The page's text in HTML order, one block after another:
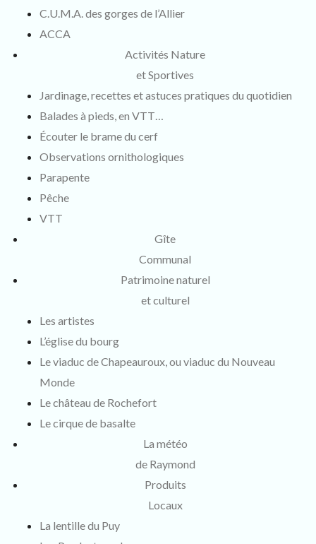
C.U.M.A. des gorges de l’Allier
ACCA
Activités Nature
et Sportives
Jardinage, recettes et astuces pratiques du quotidien
Balades à pieds, en VTT…
Écouter le brame du cerf
Observations ornithologiques
Parapente
Pêche
VTT
Gîte
Communal
Patrimoine naturel
et culturel
Les artistes
L’église du bourg
Le viaduc de Chapeauroux, ou viaduc du Nouveau
Monde
Le château de Rochefort
Le cirque de basalte
La météo
de Raymond
Produits
Locaux
La lentille du Puy